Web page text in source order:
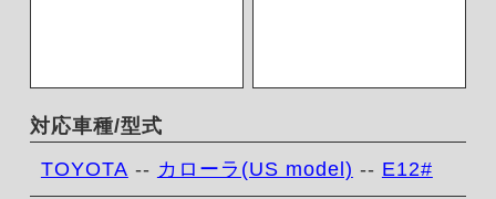
対応車種/型式
TOYOTA -- カローラ(US model) -- E12#